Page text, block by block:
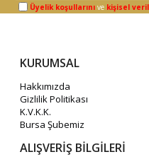
Üyelik koşullarını ve kişisel
KURUMSAL
Hakkımızda
Gizlilik Politikası
K.V.K.K.
Bursa Şubemiz
ALIŞVERİŞ BİLGİLERİ